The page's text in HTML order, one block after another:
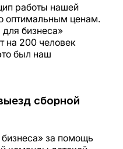
работы нашей
оптимальным ценам.
бизнеса»
на 200 человек
был наш
сборной
за помощь